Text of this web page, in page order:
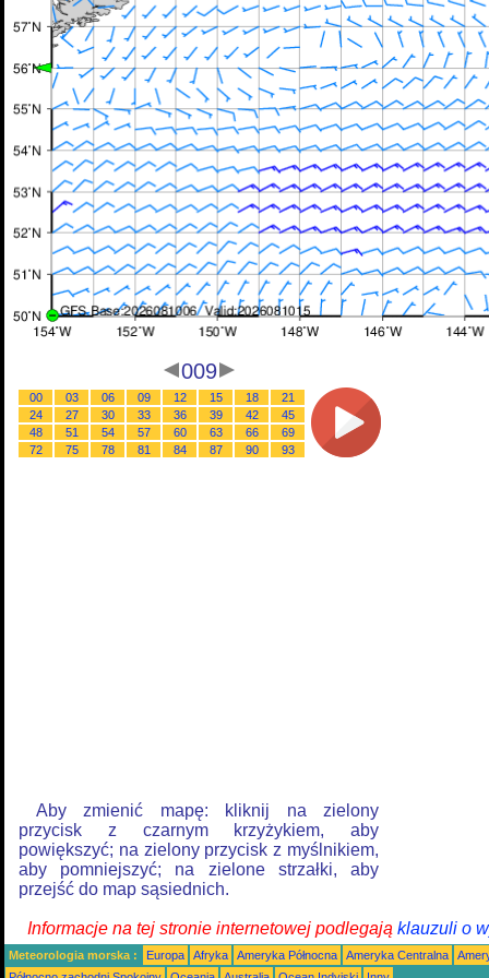
009
00 03 06 09 12 15 18
21
24
27 30 33 36 39 42
45
48
51 54 57 60 63 66
69
72
75 78 81 84 87 90 93
Aby zmienić mapę: kliknij na zielony
przycisk z czarnym krzyżykiem, aby
powiększyć; na zielony przycisk z myślnikiem,
aby pomniejszyć; na zielone strzałki, aby
przejść do map sąsiednich.
Informacje na tej stronie internetowej podlegają klauzuli o
Meteorologia morska : Europa Afryka Ameryka Północna Ameryka Centralna